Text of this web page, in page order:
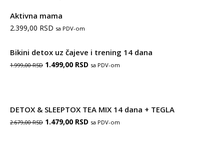
Aktivna mama
2.399,00 RSD sa PDV-om
Bikini detox uz čajeve i trening 14 dana
1.999,00RSD Оригинална
била:
1.999,00 RSD.
1.499,00 RSD Тренутна
1.499,00 RSD.
sa PDV-om
DETOX & SLEEPTOX TEA MIX 14 dana + TEGLA
2.679,00RSD Оригинална
1.479,00 RSD Тренутна
sa PDV-om